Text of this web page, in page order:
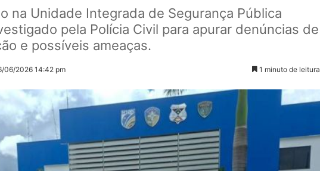
na Unidade Integrada de Segurança Pública
pela Polícia Civil para apurar denúncias de
e possíveis ameaças.
06/2026 14:42 pm 1 minuto de leitura